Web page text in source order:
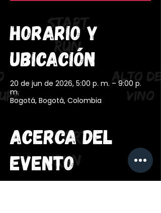
Horario y
ubicación
20 de jun de 2026, 5:00 p. m. – 9:00 p.
m.
Bogotá, Bogotá, Colombia
Acerca del
evento